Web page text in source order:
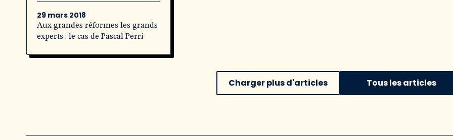
29 mars 2018
Aux grandes réformes les grands
experts : le cas de Pascal Perri
Charger plus d'articles Tous les articles